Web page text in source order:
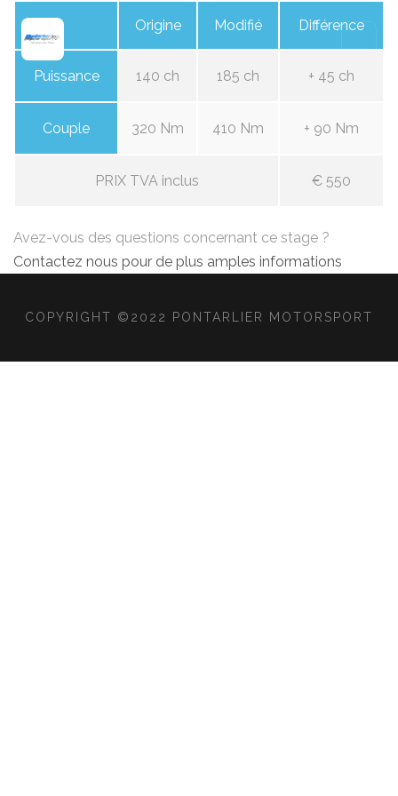
Origine Modifié Différence
Puissance 140 ch 185 ch + 45 ch
Couple 320 Nm 410 Nm + 90 Nm
PRIX TVA inclus € 550
Avez-vous des questions concernant ce stage ?
Contactez nous pour de plus amples informations
COPYRIGHT ©2022 PONTARLIER MOTORSPORT